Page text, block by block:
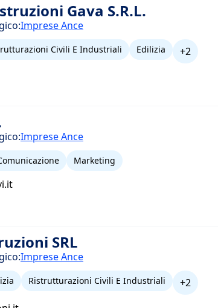
Gava S.R.L.
Imprese Ance
Civili E Industriali Edilizia +2
Imprese Ance
Marketing
SRL
Imprese Ance
Ristrutturazioni Civili E Industriali
+2